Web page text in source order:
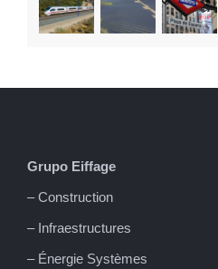
Grupo Eiffage
– Construction
– Infraestructures
– Énergie Systèmes